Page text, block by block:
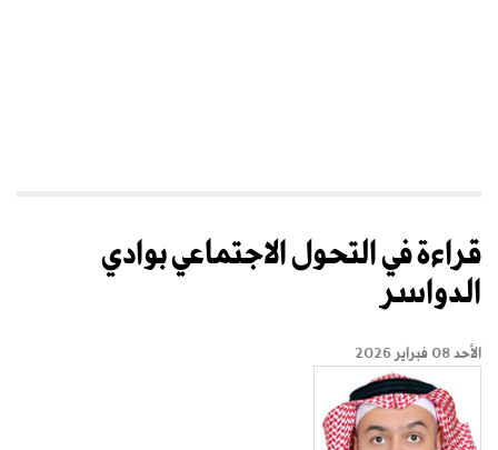
قراءة في التحول الاجتماعي بوادي
الدواسر
الأحد 08 فبراير 2026